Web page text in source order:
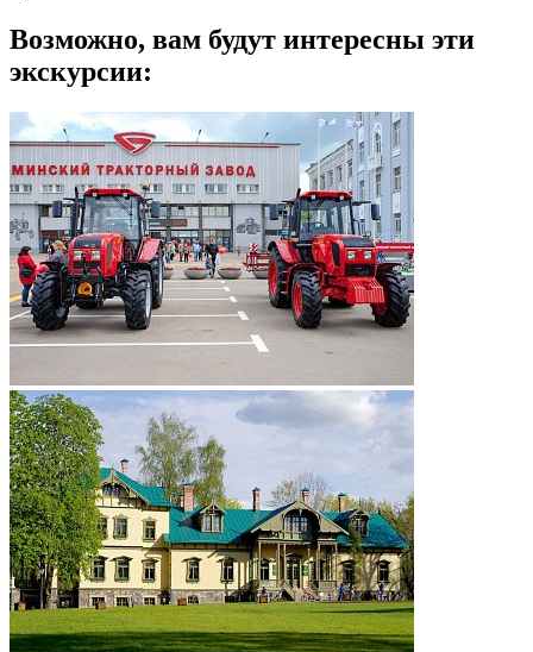
Возможно, вам будут интересны эти
экскурсии: